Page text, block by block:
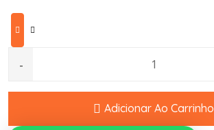
Kiepe Hepike Nitrocut quantity
Adicionar Ao Carrinho